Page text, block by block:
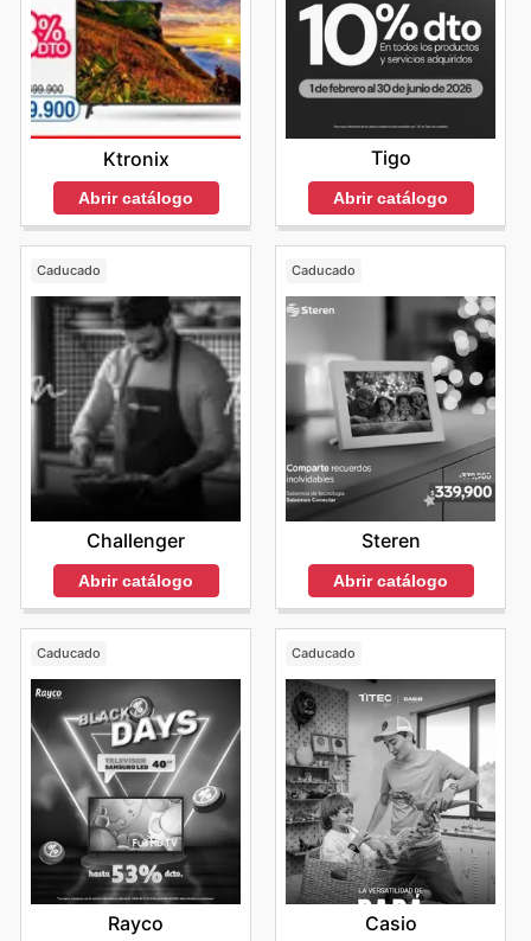
Ktronix
Abrir catálogo
Tigo
Abrir catálogo
Caducado
Challenger
Abrir catálogo
Caducado
Steren
Abrir catálogo
Caducado
Rayco
Caducado
Casio